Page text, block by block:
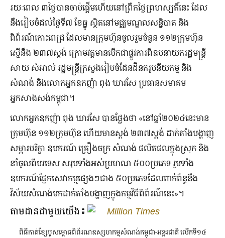
រយៈពេល ៣ថ្ងៃបានចាប់ផ្តើមហើយនៅព្រឹកថ្ងៃ​ព្រហស្បតិ៍នេះ ដែល
នឹងរៀបចំដល់ថ្ងៃទី៧ ខែធ្នូ ស្ថិតនៅមជ្ឈមណ្ឌលសន្និបាត និង
ពិព័រណ៍កោះពេជ្រ ដែលមានក្រុមហ៊ុនចូលរួមចំនួន ១១២ក្រុមហ៊ុន
ស្មើនឹង ២៣៧ស្តង់ ក្រោមវត្តមានបើកជាផ្លូវការពីឧបនាយករដ្ឋមន្រ្តី
សាយ សំអាល់ រដ្ឋមន្រ្តីក្រសួងរៀបចំដែនដីនគរូបនីយកម្ម និង
សំណង់ និងលោកអ្នកឧកញ៉ា ពុង ឃាវសែ ប្រធានសមាគម
អ្នកសាងសង់កម្ពុជា។
លោកអ្នកឧកញ៉ា ពុង ឃាវសែ បានថ្លែងថា «នៅឆ្នាំ២០២៤នេះមាន
ក្រុមហ៊ុន ១១២ក្រុមហ៊ុន ហើយមានស្តង់ ២៣៧ស្តង់ ដាក់តាំងបង្ហាញ
សម្ភារបរិក្ខា ឧបករណ៍ គ្រឿងចក្រ សំណង់ ផលិតផលក្នុងស្រុក និង
នាំចូលពីបរទេស សរុបទាំងអស់ប្រមាណ ៥០០ប្រភេទ រួមទាំង
ឧបករណ៍ផ្នែកសេវាកម្មផ្សេងៗជាង ៥០ប្រភេទដែលពាក់ព័ន្ធនឹង
វិស័យសំណង់មកដាក់តាំងបង្ហាញក្នុងកម្មវិធីពិព័រណ៌នេះ»។
តាមដានជាមួយយើង៖ Million Times
ពិធីកាត់ខ្សែបូសម្ពោធពិព័រណឧស្សហកម្មសំណង់កម្ពុជា-អន្តរជាតិ លើកទី១៤​